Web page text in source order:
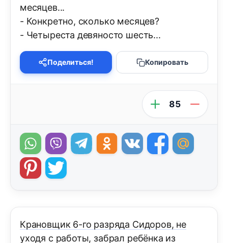
месяцев...
- Конкретно, сколько месяцев?
- Четыреста девяносто шесть...
Поделиться! Копировать
85
Крановщик 6-го разряда Сидоров, не
уходя с работы, забрал ребёнка из